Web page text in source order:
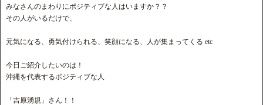
みなさんのまわりにポジティブな人はいますか？？
その人がいるだけで、
元気になる、勇気付けられる、笑顔になる、人が集まってくる etc
今日ご紹介したいのは！
沖縄を代表するポジティブな人
「吉原湧規」さん！！